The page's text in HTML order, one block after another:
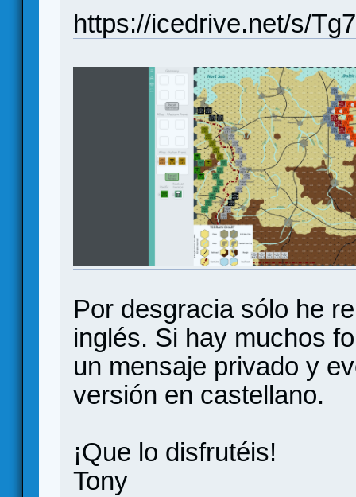
https://icedrive.net/s/
Por desgracia sólo he
inglés. Si hay muchos
un mensaje privado y
versión en castellano.
¡Que lo disfrutéis!
Tony